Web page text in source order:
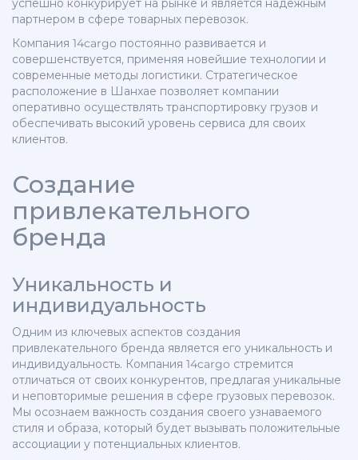
успешно конкурирует на рынке и является надежным
партнером в сфере товарных перевозок.
Компания 14cargo постоянно развивается и
совершенствуется, применяя новейшие технологии и
современные методы логистики. Стратегическое
расположение в Шанхае позволяет компании
оперативно осуществлять транспортировку грузов и
обеспечивать высокий уровень сервиса для своих
клиентов.
Создание
привлекательного
бренда
Уникальность и
индивидуальность
Одним из ключевых аспектов создания
привлекательного бренда является его уникальность и
индивидуальность. Компания 14cargo стремится
отличаться от своих конкурентов, предлагая уникальные
и неповторимые решения в сфере грузовых перевозок.
Мы осознаем важность создания своего узнаваемого
стиля и образа, который будет вызывать положительные
ассоциации у потенциальных клиентов.